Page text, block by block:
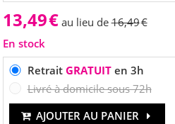
13,49€ au lieu de16,49€
En stock
Retrait GRATUITen 3h
Livré à domicile sous 72h
AJOUTER AU PANIER